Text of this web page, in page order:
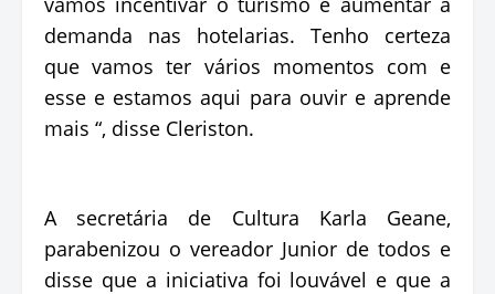
demanda nas hotelarias. Tenho certeza
que vamos ter vários momentos com e
esse e estamos aqui para ouvir e aprende
mais “, disse Cleriston.
A secretária de Cultura Karla Geane,
parabenizou o vereador Junior de todos e
disse que a iniciativa foi louvável e que a